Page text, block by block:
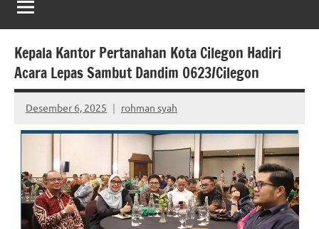
Kepala Kantor Pertanahan Kota Cilegon Hadiri
Acara Lepas Sambut Dandim 0623/Cilegon
Desember 6, 2025 rohman syah
No
comments